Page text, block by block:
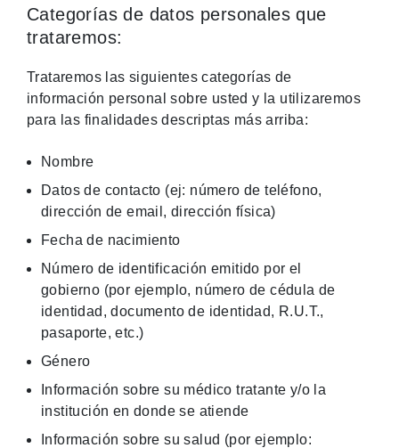
Categorías de datos personales que
trataremos:
Trataremos las siguientes categorías de
información personal sobre usted y la utilizaremos
para las finalidades descriptas más arriba:
Nombre
Datos de contacto (ej: número de teléfono,
dirección de email, dirección física)
Fecha de nacimiento
Número de identificación emitido por el
gobierno (por ejemplo, número de cédula de
identidad, documento de identidad, R.U.T.,
pasaporte, etc.)
Género
Información sobre su médico tratante y/o la
institución en donde se atiende
Información sobre su salud (por ejemplo: